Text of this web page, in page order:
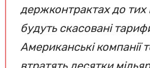
держконтрактах до тих
будуть скасовані
Американські компанії